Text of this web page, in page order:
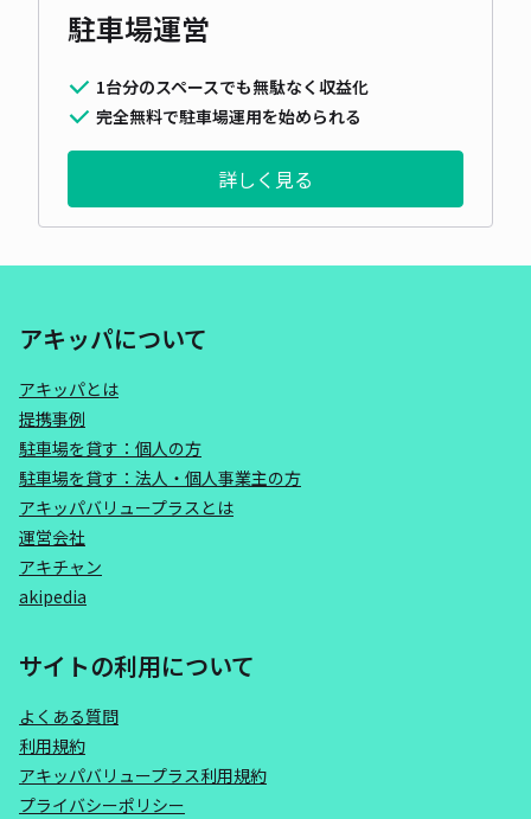
駐車場運営
1台分のスペースでも無駄なく収益化
完全無料で駐車場運用を始められる
詳しく見る
アキッパについて
アキッパとは
提携事例
駐車場を貸す：個人の方
駐車場を貸す：法人・個人事業主の方
アキッパバリュープラスとは
運営会社
アキチャン
akipedia
サイトの利用について
よくある質問
利用規約
アキッパバリュープラス利用規約
プライバシーポリシー